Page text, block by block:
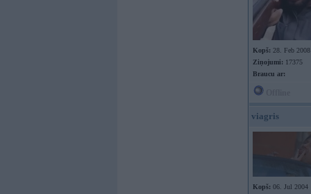
Kopš: 28. Feb 2008
Ziņojumi: 17375
Braucu ar:
viagris
Kopš: 06. Jul 2004